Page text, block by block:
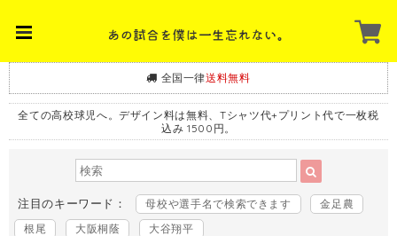
全国一律送料無料
全ての高校球児へ。デザイン料は無料、Tシャツ代+プリント代で一枚税
込み 1500円。
注目のキーワード： 母校や選手名で検索できます
金足農
根尾
大阪桐蔭 大谷翔平